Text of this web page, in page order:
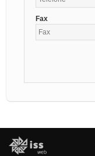
Fax